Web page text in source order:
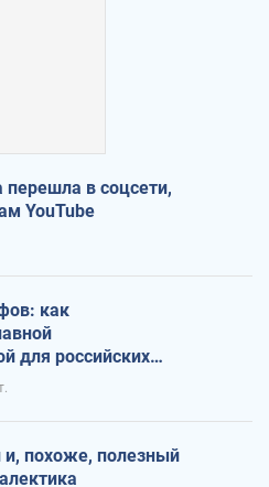
в соцсети,
YouTube
как
для российских
и, похоже, полезный